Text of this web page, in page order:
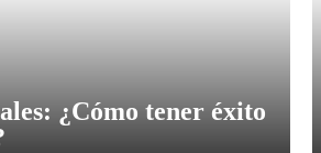
¿Cómo tener éxito